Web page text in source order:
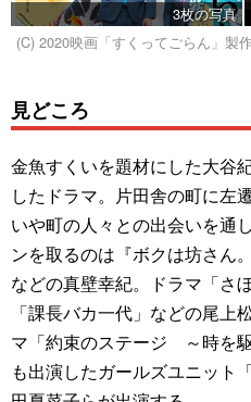
3枚の写真
(C) 2020映画「すくってごらん」製
見どころ
金魚すくいを題材にした大谷
したドラマ。片田舎の町に左
いや町の人々との出会いを通
ンを取るのは『ボクは坊さん
などの真壁幸紀。ドラマ「さ
「課長バカ一代」などの尾上
マ「約束のステージ ～時を
も出演したガールズユニット